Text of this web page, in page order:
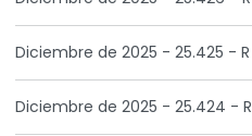
Diciembre de 2025 - 25.425 - R
Diciembre de 2025 - 25.424 - R